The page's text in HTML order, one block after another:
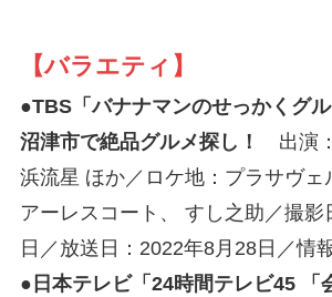
【バラエティ】
●TBS「バナナマンのせっかくグ
沼津市で絶品グルメ探し！
出演
浜流星 ほか／ロケ地：プラサヴェ
アーレスコート、 すし之助／撮影
日／放送日：2022年8月28日／情
● 日本テレビ「24時間テレビ45 「